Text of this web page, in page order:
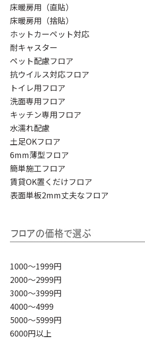
床暖房用（直貼）
床暖房用（捨貼）
ホットカーペット対応
耐キャスター
ペット配慮フロア
抗ウイルス対応フロア
トイレ用フロア
洗面専用フロア
キッチン専用フロア
水濡れ配慮
土足OKフロア
6mm薄型フロア
簡単施工フロア
賃貸OK置くだけフロア
表面単板2mm丈夫なフロア
1000～1999円
2000～2999円
3000～3999円
4000～4999
5000～5999円
6000円以上